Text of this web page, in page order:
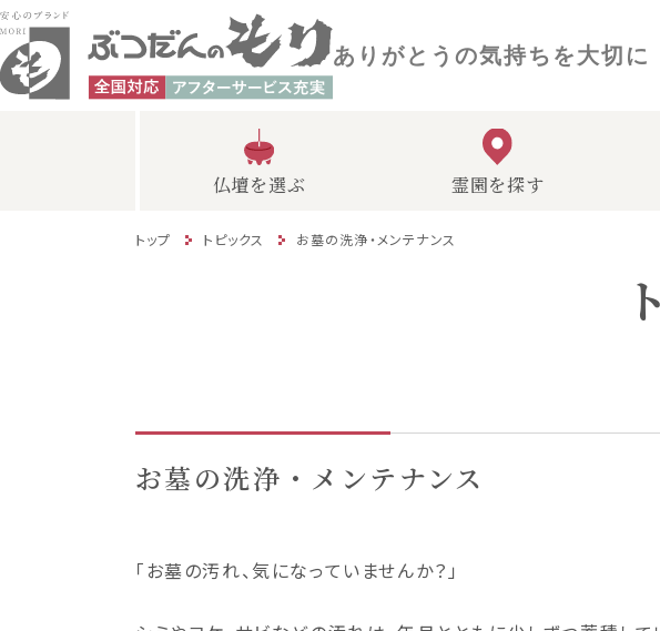
ありがとうの気持ちを大切に
仏壇を選ぶ 霊園を探す
トップ トピックス お墓の洗浄・メンテナンス
お墓の洗浄・メンテナンス
「お墓の汚れ、気になっていませんか？」